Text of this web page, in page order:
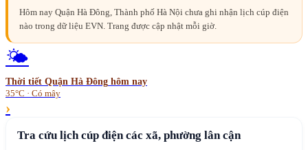
Hôm nay Quận Hà Đông, Thành phố Hà Nội chưa ghi nhận lịch cúp điện
nào trong dữ liệu EVN. Trang được cập nhật mỗi giờ.
🌤️
Thời tiết Quận Hà Đông hôm nay
35°C · Có mây
›
Tra cứu lịch cúp điện các xã, phường lân cận